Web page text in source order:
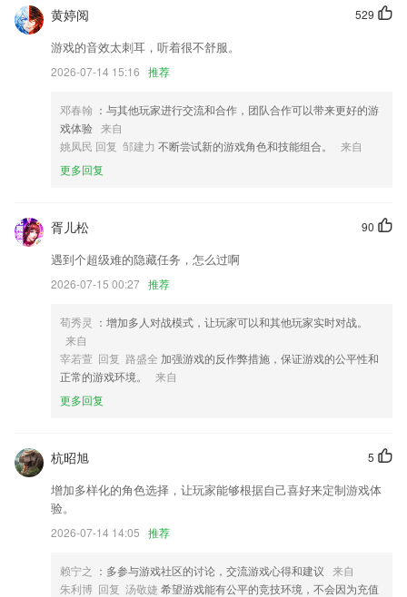
千本新书入库，喊你来看书啦
修复推送角标不正确的bug
以上就是开云(中国)Kaiyun的介绍，如果您喜欢这款软件，您可以到应用
商店进行打分评论，说出您的使用经历，以帮助我们更好的对产品进行优
客户管理优化，可以管理保单
提升系统多方面反应速度
联系我们
优化修改。
529
黄婷阅
游戏的音效太刺耳，听着很不舒服。
2026-07-14 15:16 推荐
邓春翰 ：与其他玩家进行交流和合作，团队合作可以带来更好的游
戏体验 来自
姚凤民 回复 邹建力 不断尝试新的游戏角色和技能组合。
来自
更多回复
90
胥儿松
遇到个超级难的隐藏任务，怎么过啊
2026-07-15 00:27 推荐
荀秀灵 ：增加多人对战模式，让玩家可以和其他玩家实时对战。
来自
宰若萱 回复 路盛全 加强游戏的反作弊措施，保证游戏的公平性和
正常的游戏环境。
来自
更多回复
5
杭昭旭
增加多样化的角色选择，让玩家能够根据自己喜好来定制游戏体
验。
2026-07-14 14:05 推荐
赖宁之 ：多参与游戏社区的讨论，交流游戏心得和建议 来自
朱利博 回复 汤敬婕 希望游戏能有公平的竞技环境，不会因为充值